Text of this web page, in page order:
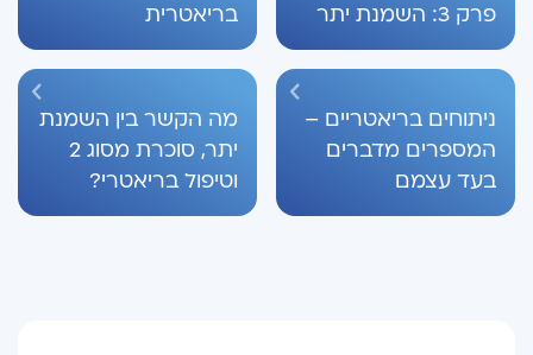
פרק 3: השמנת יתר
בריאטרית
ניתוחים בריאטריים –
המספרים מדברים
בעד עצמם
מה הקשר בין השמנת
יתר, סוכרת מסוג 2
וטיפול בריאטרי?